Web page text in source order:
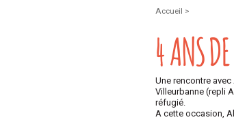
Accueil >
4 ANS
Une rencontre
Villeurbanne (repli
réfugié.
A cette occasion,